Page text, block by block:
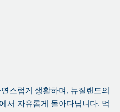
스럽게 생활하며, 뉴질랜드의
서 자유롭게 돌아다닙니다. 먹